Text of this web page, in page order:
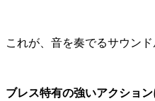
これが、音を奏でるサウン
ブレス特有の強いアクショ